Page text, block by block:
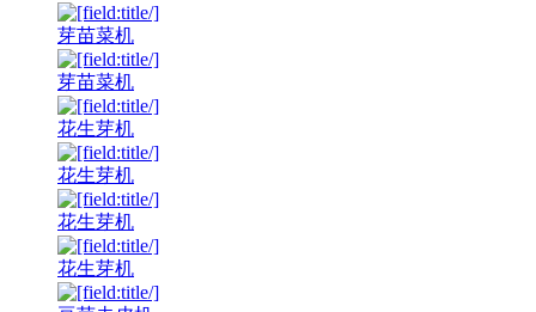
芽苗菜机
芽苗菜机
花生芽机
花生芽机
花生芽机
花生芽机